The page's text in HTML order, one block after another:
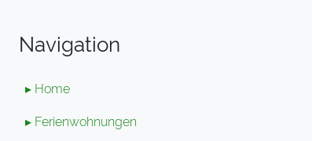
Navigation
▸ Home
▸ Ferienwohnungen